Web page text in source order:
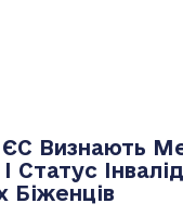
Визнають
Статус
Біженців